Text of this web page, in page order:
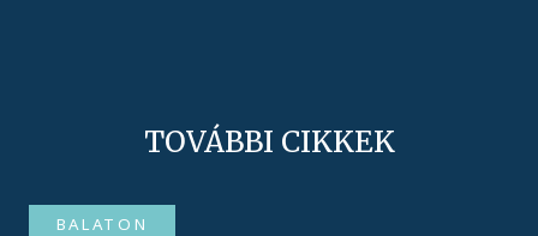
TOVÁBBI CIKKEK
BALATON